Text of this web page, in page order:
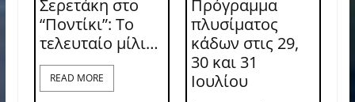
Σερετάκη στο
“Ποντίκι”: Το
τελευταίο μίλι…
READ MORE
Πρόγραμμα
πλυσίματος
κάδων στις 29,
30 και 31
Ιουλίου